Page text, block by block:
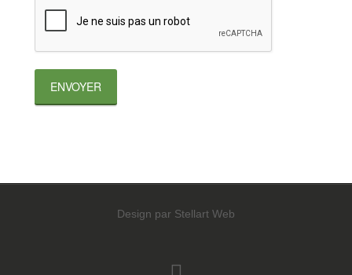
ENVOYER
Design par Stellart Web